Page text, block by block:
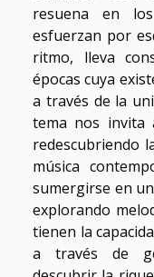
resuena en
esfuerzan por
ritmo, lleva
épocas cuya
a través de la
tema nos invita
redescubriendo
música
sumergirse en
explorando
tienen la
a través de